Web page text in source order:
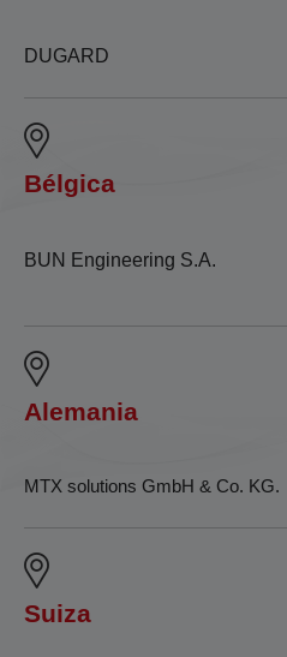
DUGARD
Bélgica
BUN Engineering S.A.
Alemania
MTX solutions GmbH & Co. KG.
Suiza